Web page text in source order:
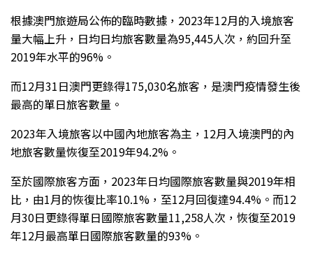
根據澳門旅遊局公佈的臨時數據，2023年12月的入境旅客
量大幅上升，日均日均旅客數量為95,445人次，約回升至
2019年水平的96%。
而12月31日澳門更錄得175,030名旅客，是澳門疫情發生後
最高的單日旅客數量。
2023年入境旅客以中國內地旅客為主，12月入境澳門的內
地旅客數量恢復至2019年94.2%。
至於國際旅客方面，2023年日均國際旅客數量與2019年相
比，由1月的恢復比率10.1%，至12月回復達94.4%。而12
月30日更錄得單日國際旅客數量11,258人次，恢復至2019
年12月最高單日國際旅客數量的93%。